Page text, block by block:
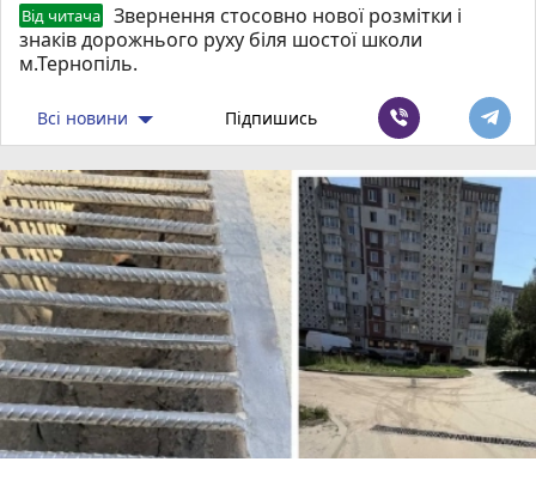
Від читача
Звернення стосовно нової розмітки і
знаків дорожнього руху біля шостої школи
м.Тернопіль.
Всі новини Підпишись